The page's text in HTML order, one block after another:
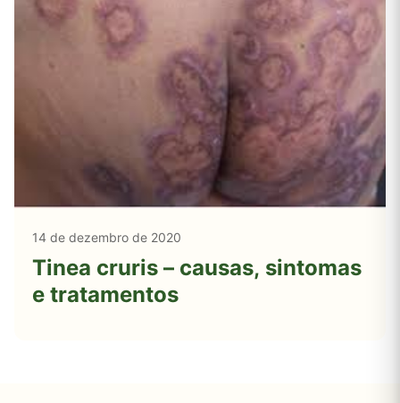
14 de dezembro de 2020
Tinea cruris – causas, sintomas
e tratamentos